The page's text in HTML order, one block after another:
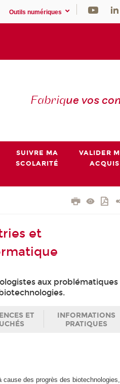
Outils numériques
Fabrique vos
SUIVRE MA
SCOLARITÉ
VALIDER
ACQUIS
et
aux problématiques
ET
INFORMATIONS
PRATIQUES
des progrès des biotechnologies,